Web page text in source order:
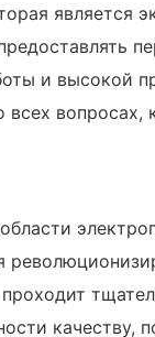
является
и высокой
вопросах,
качеству,